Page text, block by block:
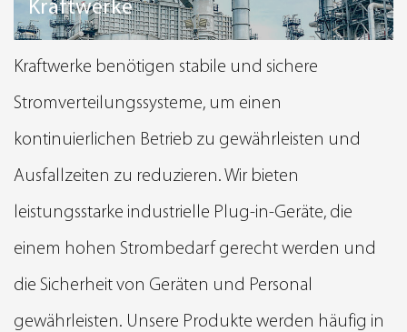
Kraftwerke
Kraftwerke benötigen stabile und sichere
Stromverteilungssysteme, um einen
kontinuierlichen Betrieb zu gewährleisten und
Ausfallzeiten zu reduzieren. Wir bieten
leistungsstarke industrielle Plug-in-Geräte, die
einem hohen Strombedarf gerecht werden und
die Sicherheit von Geräten und Personal
gewährleisten. Unsere Produkte werden häufig in